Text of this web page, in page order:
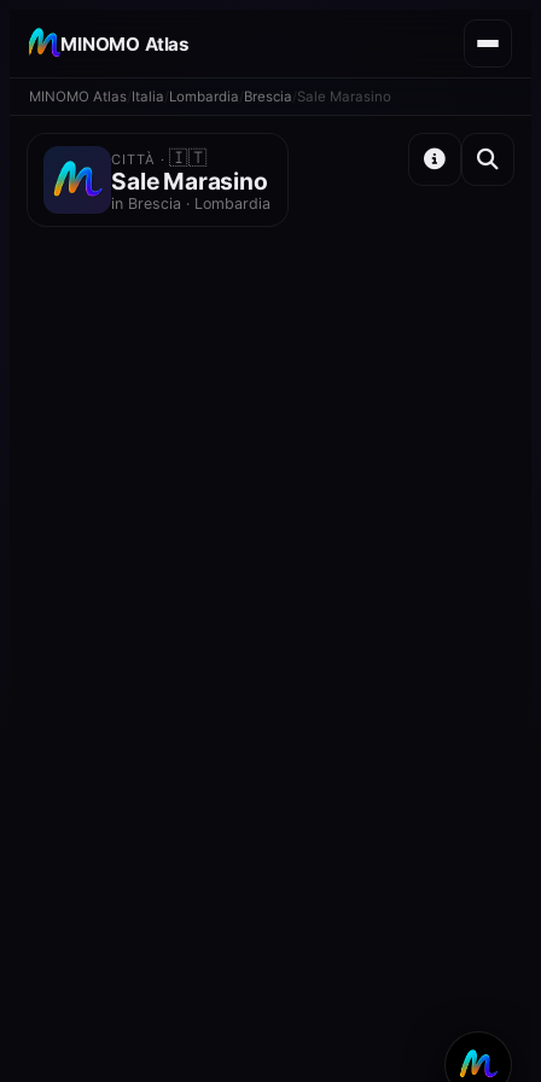
MINOMO Atlas
MINOMO Atlas Italia Lombardia Brescia Sale Marasino
CITTÀ ·🇮🇹
Sale Marasino
in Brescia · Lombardia